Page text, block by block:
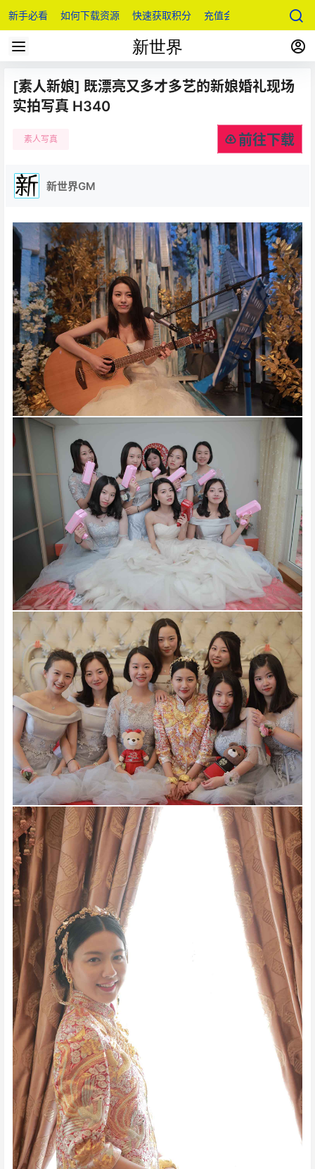
新手必看 如何下载资源 快速获取积分 充值会员
[素人新娘] 既漂亮又多才多艺的新娘婚礼现场
实拍写真 H340
素人写真 前往下载
新世界GM